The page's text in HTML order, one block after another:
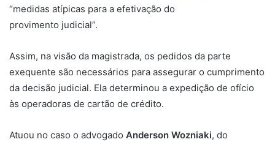
“medidas atípicas para a efetivação do
provimento judicial”.
Assim, na visão da magistrada, os pedidos da parte
exequente são necessários para assegurar o cumprimento
da decisão judicial. Ela determinou a expedição de ofício
às operadoras de cartão de crédito.
Atuou no caso o advogado Anderson Wozniaki, do